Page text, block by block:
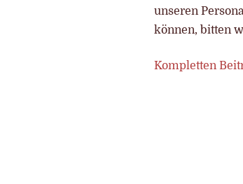
unseren
können, bitten
Kompletten